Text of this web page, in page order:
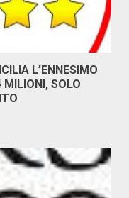
L’ENNESIMO
MILIONI, SOLO